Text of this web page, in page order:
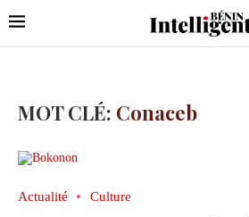
MOT CLÉ: Conaceb
Actualité Culture